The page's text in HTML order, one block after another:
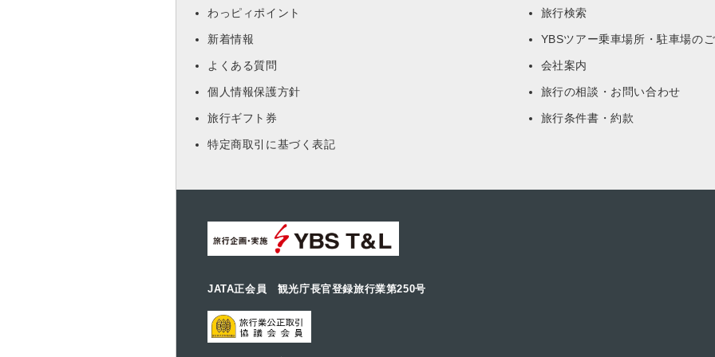
わっピィポイント 旅行検索
新着情報 YBSツアー乗車場所・駐車場の
よくある質問 会社案内
個人情報保護方針 旅行の相談・お問い合わせ
旅行ギフト券 旅行条件書・約款
特定商取引に基づく表記
JATA正会員 観光庁長官登録旅行業第250号